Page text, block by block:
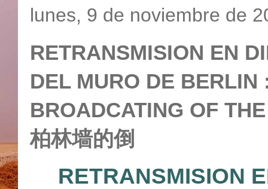
lunes, 9 de noviembre de
RETRANSMISION EN
DEL MURO DE
BROADCATING OF
柏林墙的倒
RETRANSMISION